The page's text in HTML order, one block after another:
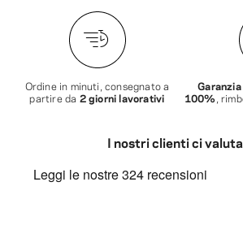
Ordine in minuti, consegnato a
partire da 2 giorni lavorativi
100% ,
I nostri clienti ci